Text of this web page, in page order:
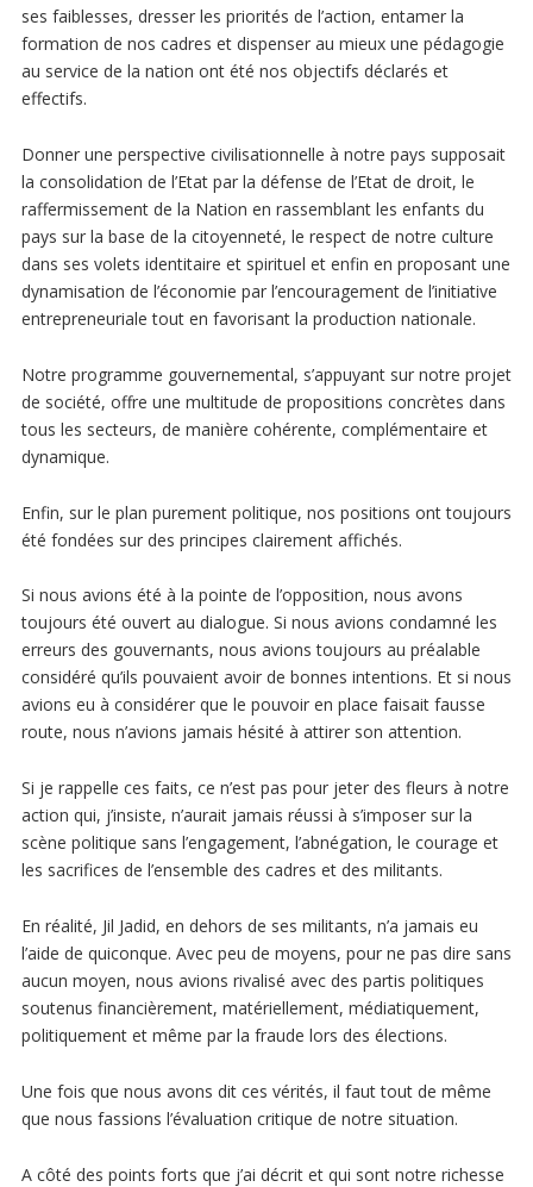
ses faiblesses, dresser les priorités de l’action, entamer la
formation de nos cadres et dispenser au mieux une pédagogie
au service de la nation ont été nos objectifs déclarés et
effectifs.
Donner une perspective civilisationnelle à notre pays supposait
la consolidation de l’Etat par la défense de l’Etat de droit, le
raffermissement de la Nation en rassemblant les enfants du
pays sur la base de la citoyenneté, le respect de notre culture
dans ses volets identitaire et spirituel et enfin en proposant une
dynamisation de l’économie par l’encouragement de l’initiative
entrepreneuriale tout en favorisant la production nationale.
Notre programme gouvernemental, s’appuyant sur notre projet
de société, offre une multitude de propositions concrètes dans
tous les secteurs, de manière cohérente, complémentaire et
dynamique.
Enfin, sur le plan purement politique, nos positions ont toujours
été fondées sur des principes clairement affichés.
Si nous avions été à la pointe de l’opposition, nous avons
toujours été ouvert au dialogue. Si nous avions condamné les
erreurs des gouvernants, nous avions toujours au préalable
considéré qu’ils pouvaient avoir de bonnes intentions. Et si nous
avions eu à considérer que le pouvoir en place faisait fausse
route, nous n’avions jamais hésité à attirer son attention.
Si je rappelle ces faits, ce n’est pas pour jeter des fleurs à notre
action qui, j’insiste, n’aurait jamais réussi à s’imposer sur la
scène politique sans l’engagement, l’abnégation, le courage et
les sacrifices de l’ensemble des cadres et des militants.
En réalité, Jil Jadid, en dehors de ses militants, n’a jamais eu
l’aide de quiconque. Avec peu de moyens, pour ne pas dire sans
aucun moyen, nous avions rivalisé avec des partis politiques
soutenus financièrement, matériellement, médiatiquement,
politiquement et même par la fraude lors des élections.
Une fois que nous avons dit ces vérités, il faut tout de même
que nous fassions l’évaluation critique de notre situation.
A côté des points forts que j’ai décrit et qui sont notre richesse